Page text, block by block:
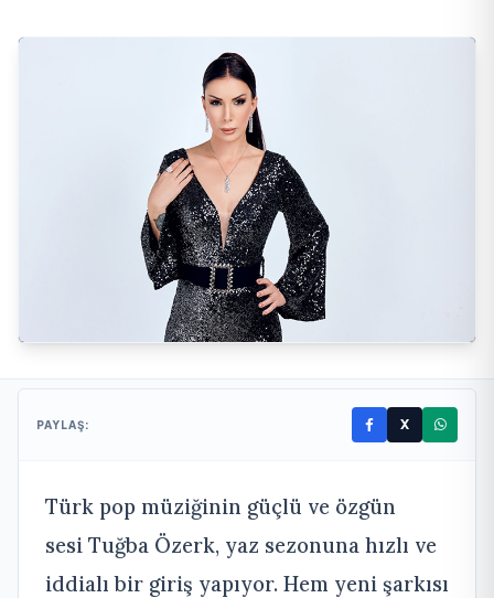
PAYLAŞ: X
Türk pop müziğinin güçlü ve özgün
sesi Tuğba Özerk, yaz sezonuna hızlı ve
iddialı bir giriş yapıyor. Hem yeni şarkısı